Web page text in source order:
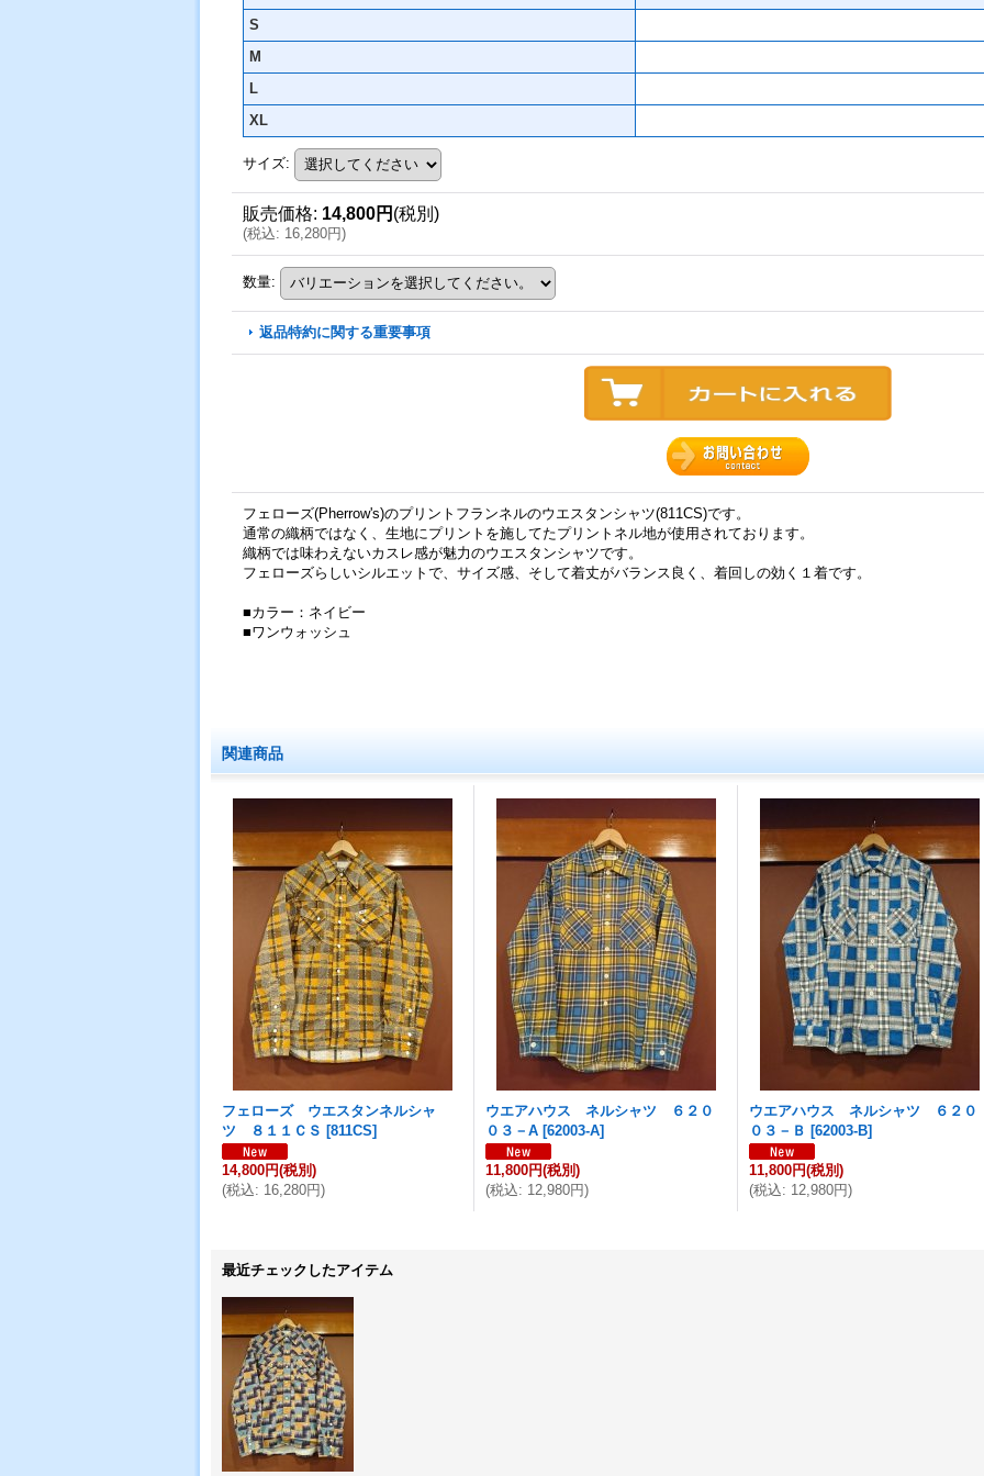
S
M
L
XL
サイズ:
販売価格: 14,800円 (税別)
(税込: 16,280円)
数量:
返品特約に関する重要事項
フェローズ(Pherrow's)のプリントフランネルのウエスタンシャツ(811CS)です。
通常の織柄ではなく、生地にプリントを施してたプリントネル地が使用されております。
織柄では味わえないカスレ感が魅力のウエスタンシャツです。
フェローズらしいシルエットで、サイズ感、そして着丈がバランス良く、着回しの効く１着です。
■カラー：ネイビー
■ワンウォッシュ
関連商品
フェローズ ウエスタンネルシャ
ツ ８１１ＣＳ [811CS]
14,800円(税別)
(税込: 16,280円)
ウエアハウス ネルシャツ ６２０
０３－A [62003-A]
11,800円(税別)
(税込: 12,980円)
ウエアハウス ネルシャツ ６２０
０３－Ｂ [62003-B]
11,800円(税別)
(税込: 12,980円)
最近チェックしたアイテム